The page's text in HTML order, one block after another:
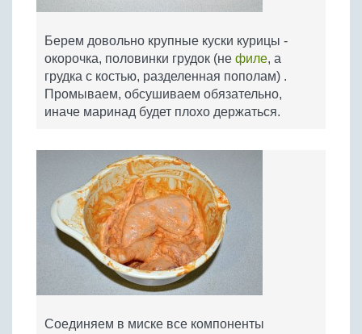
Берем довольно крупные куски курицы -
окорочка, половинки грудок (не филе, а
грудка с костью, разделенная пополам) .
Промываем, обсушиваем обязательно,
иначе маринад будет плохо держаться.
Соединяем в миске все компоненты